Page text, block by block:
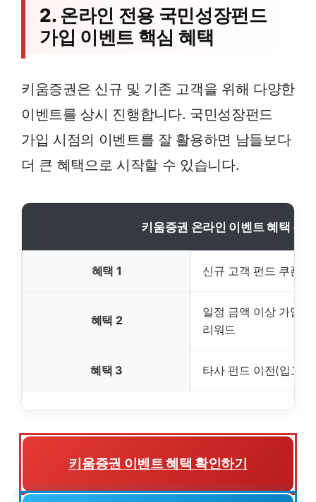
2. 온라인 전용 국민성장펀드
가입 이벤트 핵심 혜택
키움증권은 신규 및 기존 고객을 위해 다양한
이벤트를 상시 진행합니다. 국민성장펀드
가입 시점의 이벤트를 잘 활용하면 남들보다
더 큰 혜택으로 시작할 수 있습니다.
키움증권 온라인 이벤트 혜택 (예
혜택 1 신규 고객 펀드 쿠폰
혜택 2
일정 금액 이상 가입
리워드
혜택 3 타사 펀드 이전(입고)
키움증권 이벤트 혜택 확인하기